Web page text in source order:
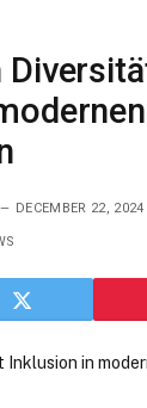
DECEMBER 22, 2024